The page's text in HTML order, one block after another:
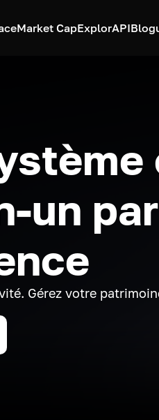
Market CapExplorAPI
un par
Gérez votre